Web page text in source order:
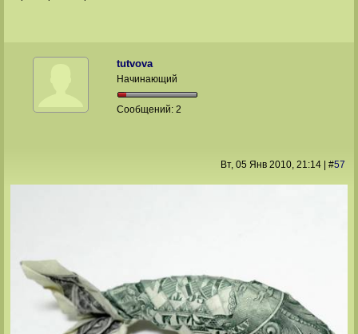
tutvova
Начинающий
Сообщений:2
Вт, 05 Янв 2010, 21:14| #57